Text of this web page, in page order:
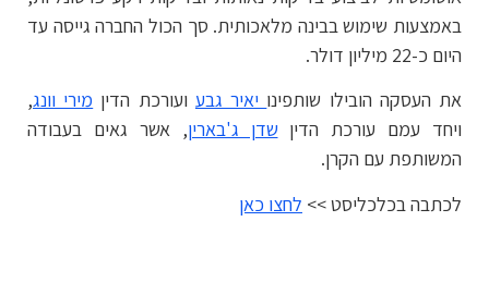
באמצעות שימוש בבינה מלאכותית. סך הכול החברה גייסה עד
היום כ-22 מיליון דולר.
את העסקה הובילו שותפינו יאיר גבע ועורכת הדין מירי וונג,
ויחד עמם עורכת הדין שדן ג'בארין, אשר גאים בעבודה
המשותפת עם הקרן.
לכתבה בכלכליסט >> לחצו כאן